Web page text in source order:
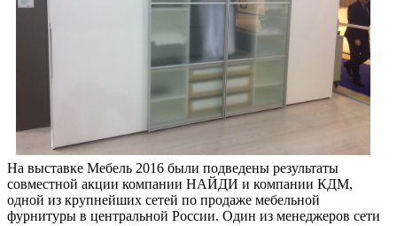
На выставке Мебель 2016 были подведены результаты
совместной акции компании НАЙДИ и компании КДМ,
одной из крупнейших сетей по продаже мебельной
фурнитуры в центральной России. Один из менеджеров сети